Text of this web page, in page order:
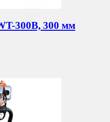
300B, 300 мм